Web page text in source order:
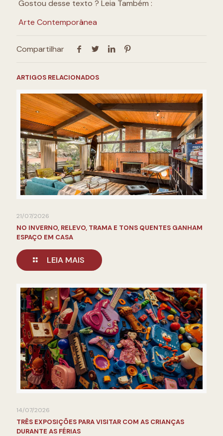
Gostou desse texto ? Leia Também :
Arte Contemporânea
Compartilhar
ARTIGOS RELACIONADOS
21/07/2026
NO INVERNO, RELEVO, TRAMA E TONS QUENTES GANHAM
ESPAÇO EM CASA
LEIA MAIS
14/07/2026
TRÊS EXPOSIÇÕES PARA VISITAR COM AS CRIANÇAS
DURANTE AS FÉRIAS